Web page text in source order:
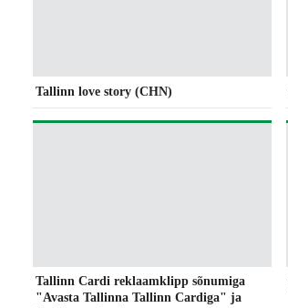
Tallinn love story (CHN)
Tallinn Cardi reklaamklipp sõnumiga
"Avasta Tallinna Tallinn Cardiga" ja